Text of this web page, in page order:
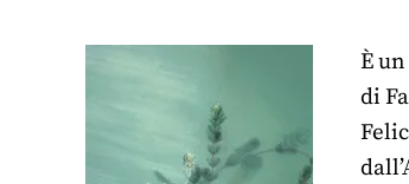
È
di